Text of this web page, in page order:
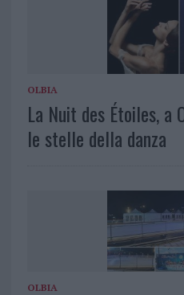
OLBIA
La Nuit des Étoiles, a
le stelle della danza
OLBIA